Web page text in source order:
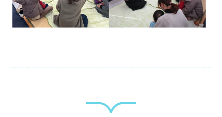
申請書ダウンロード